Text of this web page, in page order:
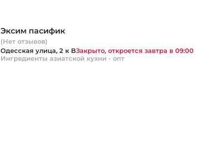
Эксим пасифик
(Нет отзывов)
Одесская улица, 2 к BЗакрыто, откроется завтра в 09:00
Ингредиенты азиатской кухни - опт